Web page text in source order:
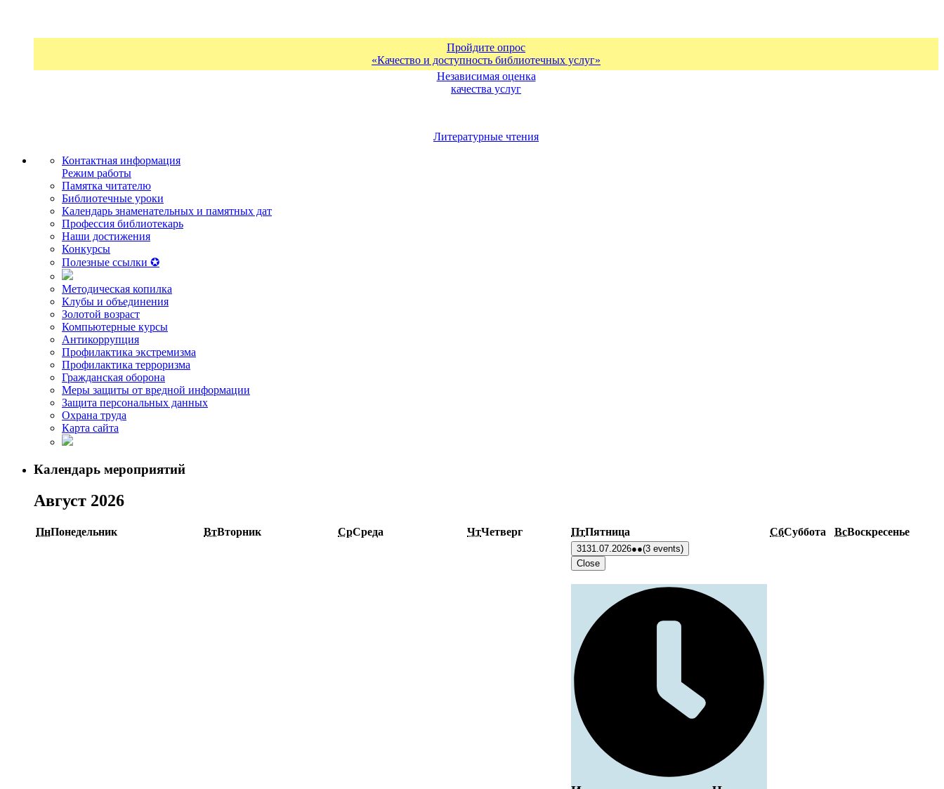
Пройдите опрос
«Качество и доступность библиотечных услуг»
Независимая оценка
качества услуг
Литературные чтения
Контактная информация
Режим работы
Памятка читателю
Библиотечные уроки
Календарь знаменательных и памятных дат
Профессия библиотекарь
Наши достижения
Конкурсы
Полезные ссылки ✪
Методическая копилка
Клубы и объединения
Золотой возраст
Компьютерные курсы
Антикоррупция
Профилактика экстремизма
Профилактика терроризма
Гражданская оборона
Меры защиты от вредной информации
Защита персональных данных
Охрана труда
Карта сайта
Календарь мероприятий
Август 2026
ПнПонедельник ВтВторник СрСреда ЧтЧетверг ПтПятница СбСуббота ВсВоскресенье
3131.07.2026●●(3 events)
Close